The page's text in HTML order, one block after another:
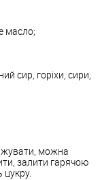
масло;
сир, горіхи, сири,
жувати, можна
залити гарячою
цукру.